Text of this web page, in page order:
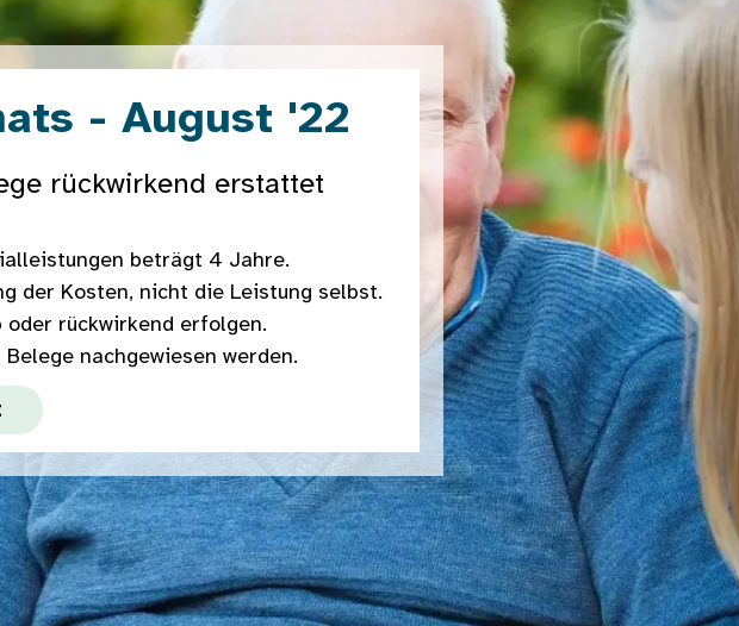
- August '22
rückwirkend erstattet
beträgt 4 Jahre.
der Kosten, nicht die Leistung selbst.
oder rückwirkend erfolgen.
nachgewiesen werden.